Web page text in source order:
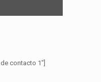
contacto 1"]